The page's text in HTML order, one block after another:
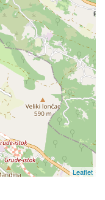
Leaflet